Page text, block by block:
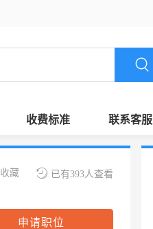
收费标准 联系客服
已有393人查看
收藏
申请职位